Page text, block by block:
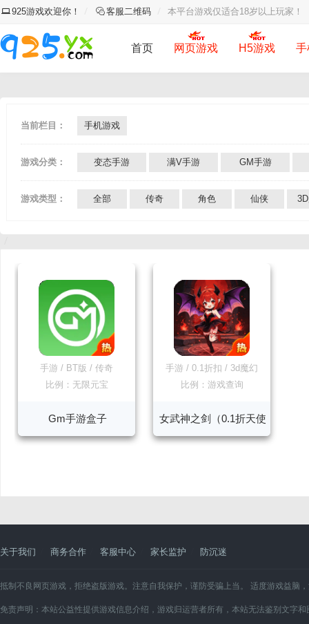
925游戏欢迎你！ 客服二维码 本平台游戏仅适合18岁以上玩家！
首页 网页游戏 H5游戏 手
当前栏目： 手机游戏
游戏分类： 变态手游 满V手游 GM手游
游戏类型： 全部 传奇 角色 仙侠
手游 / BT版 / 传奇
比例：无限元宝
Gm手游盒子
手游 / 0.1折扣 / 3d魔幻
比例：游戏查询
女武神之剑（0.1折天使
关于我们 商务合作 客服中心 家长监护 防沉迷
抵制不良网页游戏，拒绝盗版游戏。注意自我保护，谨防受骗上当。 适度游戏益脑
免责声明：本站公益性提供游戏信息介绍，游戏归运营者所有，本站无法鉴别文字